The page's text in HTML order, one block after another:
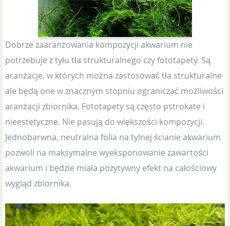
Dobrze zaaranżowania kompozycji akwarium nie
potrzebuje z tyłu tła strukturalnego czy fototapety. Są
aranżacje, w których można zastosować tła strukturalne
ale będą one w znacznym stopniu ograniczać możliwości
aranżacji zbiornika. Fototapety są często pstrokate i
nieestetyczne. Nie pasują do większości kompozycji.
Jednobarwna, neutralna folia na tylnej ścianie akwarium
pozwoli na maksymalne wyeksponowanie zawartości
akwarium i będzie miała pozytywny efekt na całościowy
wygląd zbiornika.